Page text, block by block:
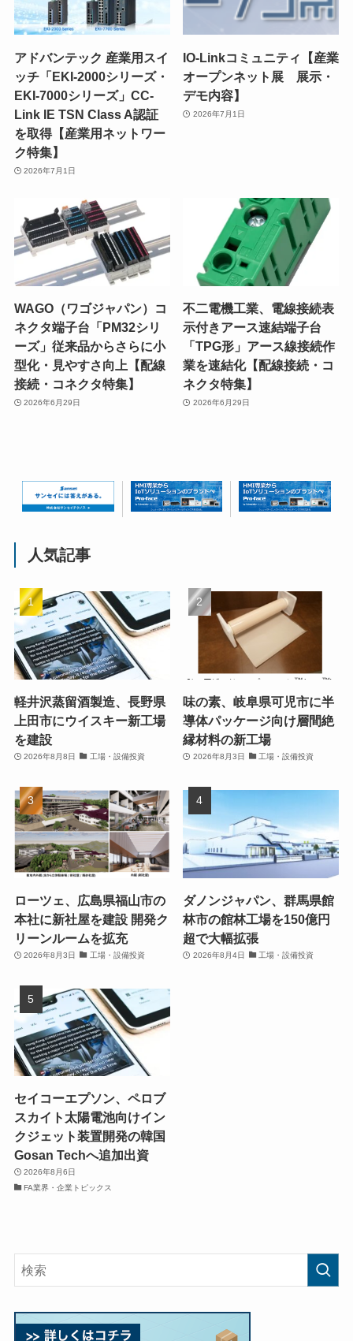
アドバンテック 産業用スイ
ッチ「EKI-2000シリーズ・
EKI-7000シリーズ」CC-
Link IE TSN Class A認証
を取得【産業用ネットワー
ク特集】
2026年7月1日
IO-Linkコミュニティ【産業
オープンネット展 展示・
デモ内容】
2026年7月1日
WAGO（ワゴジャパン）コ
ネクタ端子台「PM32シリ
ーズ」従来品からさらに小
型化・見やすさ向上【配線
接続・コネクタ特集】
2026年6月29日
不二電機工業、電線接続表
示付きアース速結端子台
「TPG形」アース線接続作
業を速結化【配線接続・コ
ネクタ特集】
2026年6月29日
人気記事
軽井沢蒸留酒製造、長野県
上田市にウイスキー新工場
を建設
2026年8月8日 工場・設備投資
味の素、岐阜県可児市に半
導体パッケージ向け層間絶
縁材料の新工場
2026年8月3日 工場・設備投資
ローツェ、広島県福山市の
本社に新社屋を建設 開発ク
リーンルームを拡充
2026年8月3日 工場・設備投資
ダノンジャパン、群馬県館
林市の館林工場を150億円
超で大幅拡張
2026年8月4日 工場・設備投資
セイコーエプソン、ペロブ
スカイト太陽電池向けイン
クジェット装置開発の韓国
Gosan Techへ追加出資
2026年8月6日
FA業界・企業トピックス